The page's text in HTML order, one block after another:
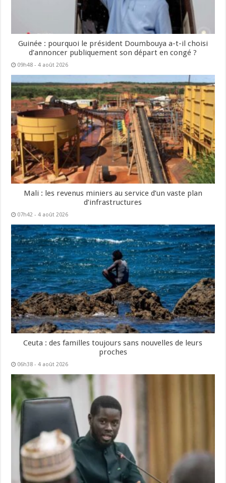
Guinée : pourquoi le président Doumbouya a-t-il choisi
d’annoncer publiquement son départ en congé ?
09h48 - 4 août 2026
Mali : les revenus miniers au service d’un vaste plan
d’infrastructures
07h42 - 4 août 2026
Ceuta : des familles toujours sans nouvelles de leurs
proches
06h38 - 4 août 2026